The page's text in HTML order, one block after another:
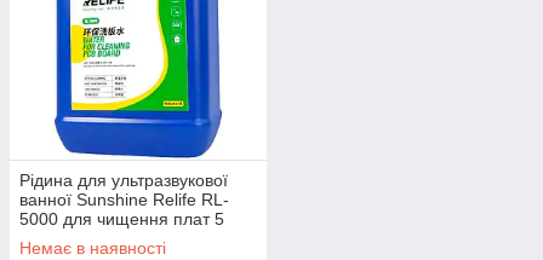
Рідина для ультразвукової
ванної Sunshine Relife RL-
5000 для чищення плат 5
літрів
Немає в наявності